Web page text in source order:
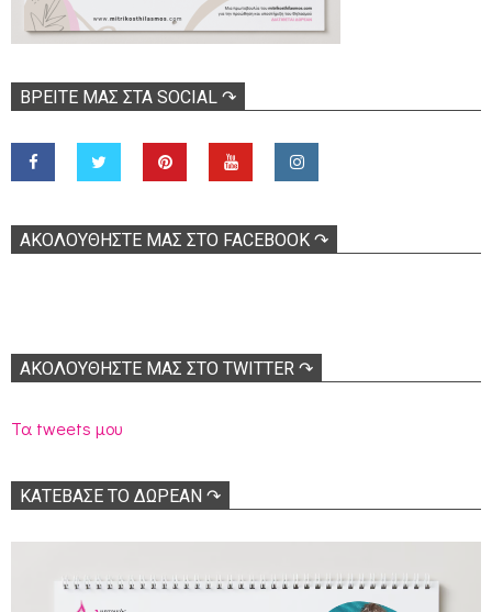
ΒΡΕΊΤΕ ΜΑΣ ΣΤΑ SOCIAL ↷
ΑΚΟΛOΥΘΉΣΤΕ ΜΑΣ ΣΤΟ FACEBOOK ↷
ΑΚΟΛΟΥΘΉΣΤΕ ΜΑΣ ΣΤΟ TWITTER ↷
Τα tweets μου
ΚΑΤΕΒΑΣΕ ΤΟ ΔΩΡΕΑΝ ↷